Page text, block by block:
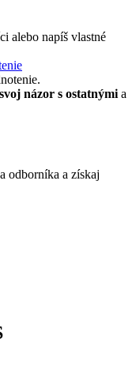
alebo napíš vlastné
názor s ostatnými a
odborníka a získaj